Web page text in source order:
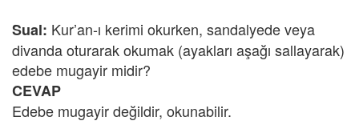
Sual: Kur’an-ı kerimi okurken, sandalyede veya
divanda oturarak okumak (ayakları aşağı sallayarak)
edebe mugayir midir?
CEVAP
Edebe mugayir değildir, okunabilir.